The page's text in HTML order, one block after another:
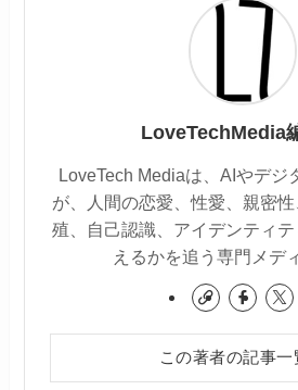
LoveTechMedia
LoveTech Mediaは、AIやデジ
が、人間の恋愛、性愛、親密
殖、自己認識、アイデンティ
えるかを追う専門メデ
この著者の記事一